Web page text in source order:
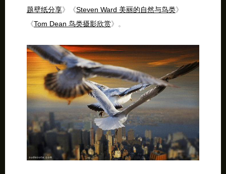
题壁纸分享》《Steven Ward 美丽的自然与鸟类》
《Tom Dean 鸟类摄影欣赏》。